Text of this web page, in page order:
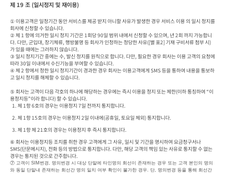
제 19 조 (일시정지 및 재이용)
① 이용고객은 일정기간 동안 서비스를 제공 받지 아니할 사유가 발생한 경우 서비스 이용 의 일시 정지를
회사에 신청할 수 있습니다.
② 제 1 항에 의거한 일시 정지 기간은 1회당 90일 범위 내에서 신청할 수 있으며, 년 2회 까지 가능합니
다. 다만, 군입대, 장기체류, 행방불명 등 회사가 인정하는 정당한 사유([별 표2] 기재 구비서류 첨부 시)
가 있을 때에는 그러하지 않습니다.
③ 일시 정지기간 중에는 수, 발신 정지를 원칙으로 합니다. 다만, 필요한 경우 회사는 이용 고객의 요청에
따라 30일 이내에서 수신기능을 부여할 수 있습니다.
④ 제 2 항에서 정한 일시 정지기간이 경과한 경우 회사는 이용고객에게 SMS 등을 통하여 내용을 통보하
고 일시 정지를 해제할 수 있습니다.
⑤ 회사는 고객이 다음 각호의 하나에 해당하는 경우에는 즉시 이용을 정지 또는 제한(이하 통칭하여 “이
용정지등”이라 합니다) 할 수 있습니다.
  1. 제 1항 6호의 경우는 이용정지 7일 전까지 통지합니다.
  3. 제 1항 제 21호의 경우는 이용정지 후 즉시 통지합니다.
⑥ 회사는 이용정지등 조치를 취한 경우 고객에게 그 사유, 일시 및 기간을 명시하여 요금청구서나
SMS(단문메시지), 전화 등의 방법으로 통지합니다. 다만, 해당 고객의 책임 있는 사유로 통지할 수 없는
경우는 통지된 것으로 간주합니다.
⑦ 고객이 SIM변경, 명의변경 시 대상 단말에 타인명의 회선이 존재하는 경우 또는 고객 본인의 명의
와 동일 단말내 존재하는 회선간 명의 일치 여부 확인이 불가한 경우. 단, 명의변경 등을 통해 회선간